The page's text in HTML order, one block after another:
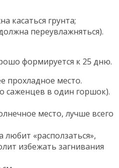
касаться грунта;
переувлажняться).
формируется к 25 дню.
прохладное место.
саженцев в один горшок).
место, лучше всего
«расползаться»,
избежать загнивания